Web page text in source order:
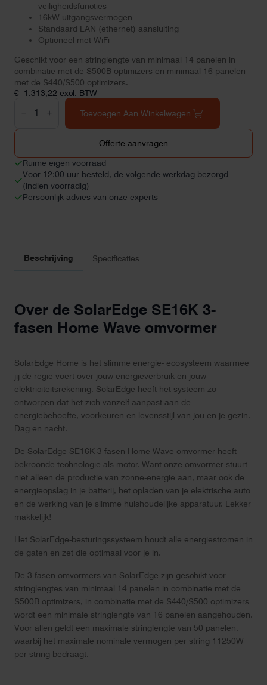
veiligheidsfuncties
16kW uitgangsvermogen
Standaard LAN (ethernet) aansluiting
Optioneel met WiFi
Geschikt voor een stringlengte van minimaal 14 panelen in
combinatie met de S500B optimizers en minimaal 16 panelen
met de S440/S500 optimizers.
€ 1.313,22 excl. BTW
3-
omvormer
Toevoegen Aan Winkelwagen
Offerte aanvragen
Ruime eigen voorraad
Voor 12:00 uur besteld, de volgende werkdag bezorgd
(indien voorradig)
Persoonlijk advies van onze experts
Beschrijving Specificaties
Over de SolarEdge SE16K 3-
fasen Home Wave omvormer
SolarEdge Home is het slimme energie- ecosysteem waarmee
jij de regie voert over jouw energieverbruik en jouw
elektriciteitsrekening. SolarEdge heeft het systeem zo
ontworpen dat het zich vanzelf aanpast aan de
energiebehoefte, voorkeuren en levensstijl van jou en je gezin.
Dag en nacht.
De SolarEdge SE16K 3-fasen Home Wave omvormer heeft
bekroonde technologie als motor. Want onze omvormer stuurt
niet alleen de productie van zonne-energie aan, maar ook de
energieopslag in je batterij, het opladen van je elektrische auto
en de werking van je slimme huishoudelijke apparatuur. Lekker
makkelijk!
Het SolarEdge-besturingssysteem houdt alle energiestromen in
de gaten en zet die optimaal voor je in.
De 3-fasen omvormers van SolarEdge zijn geschikt voor
stringlengtes van minimaal 14 panelen in combinatie met de
S500B optimizers, in combinatie met de S440/S500 optimizers
wordt een minimale stringlengte van 16 panelen aangehouden.
Voor allen geldt een maximale stringlengte van 50 panelen,
waarbij het maximale nominale vermogen per string 11250W
per string bedraagt.